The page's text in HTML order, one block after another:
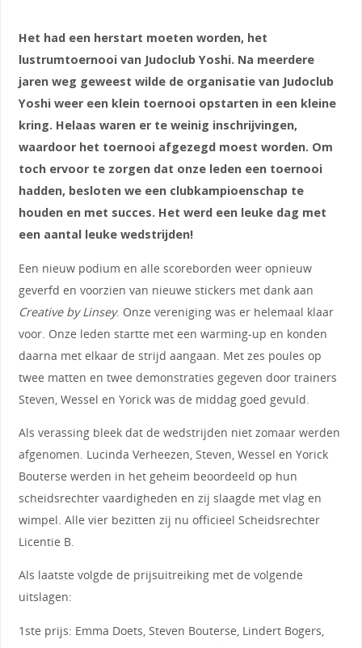
Het had een herstart moeten worden, het
lustrumtoernooi van Judoclub Yoshi. Na meerdere
jaren weg geweest wilde de organisatie van Judoclub
Yoshi weer een klein toernooi opstarten in een kleine
kring. Helaas waren er te weinig inschrijvingen,
waardoor het toernooi afgezegd moest worden. Om
toch ervoor te zorgen dat onze leden een toernooi
hadden, besloten we een clubkampioenschap te
houden en met succes. Het werd een leuke dag met
een aantal leuke wedstrijden!
Een nieuw podium en alle scoreborden weer opnieuw
geverfd en voorzien van nieuwe stickers met dank aan
Creative by Linsey. Onze vereniging was er helemaal klaar
voor. Onze leden startte met een warming-up en konden
daarna met elkaar de strijd aangaan. Met zes poules op
twee matten en twee demonstraties gegeven door trainers
Steven, Wessel en Yorick was de middag goed gevuld.
Als verassing bleek dat de wedstrijden niet zomaar werden
afgenomen. Lucinda Verheezen, Steven, Wessel en Yorick
Bouterse werden in het geheim beoordeeld op hun
scheidsrechter vaardigheden en zij slaagde met vlag en
wimpel. Alle vier bezitten zij nu officieel Scheidsrechter
Licentie B.
Als laatste volgde de prijsuitreiking met de volgende
uitslagen:
1ste prijs: Emma Doets, Steven Bouterse, Lindert Bogers,